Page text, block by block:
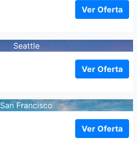
Ver Oferta
Seattle
Ver Oferta
San Francisco
Ver Oferta